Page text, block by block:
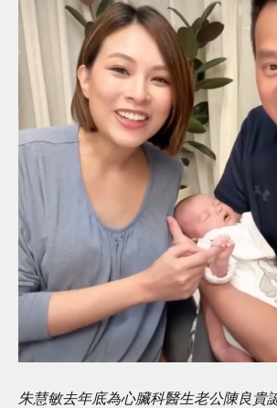
朱慧敏去年底為心臟科醫生老公陳良貴